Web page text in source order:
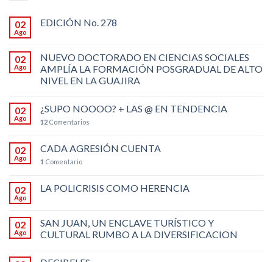
02
Ago
EDICIÓN No. 278
02
Ago
NUEVO DOCTORADO EN CIENCIAS SOCIALES
AMPLÍA LA FORMACIÓN POSGRADUAL DE ALTO
NIVEL EN LA GUAJIRA
02
Ago
¿SUPO NOOOO? + LAS @ EN TENDENCIA
12 Comentarios
02
Ago
CADA AGRESIÓN CUENTA
1 Comentario
02
Ago
LA POLICRISIS COMO HERENCIA
02
Ago
SAN JUAN, UN ENCLAVE TURÍSTICO Y
CULTURAL RUMBO A LA DIVERSIFICACION